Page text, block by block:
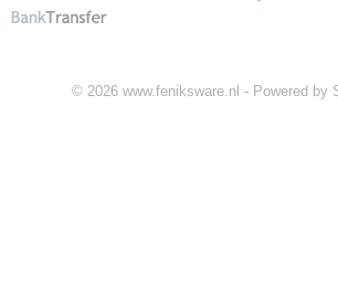
© 2026 www.feniksware.nl - Powered by